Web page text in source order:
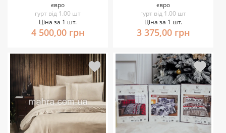
євро
гурт від 1.00 шт
Ціна за 1 шт.
4 500,00 грн
євро
гурт від 1.00 шт
Ціна за 1 шт.
3 375,00 грн